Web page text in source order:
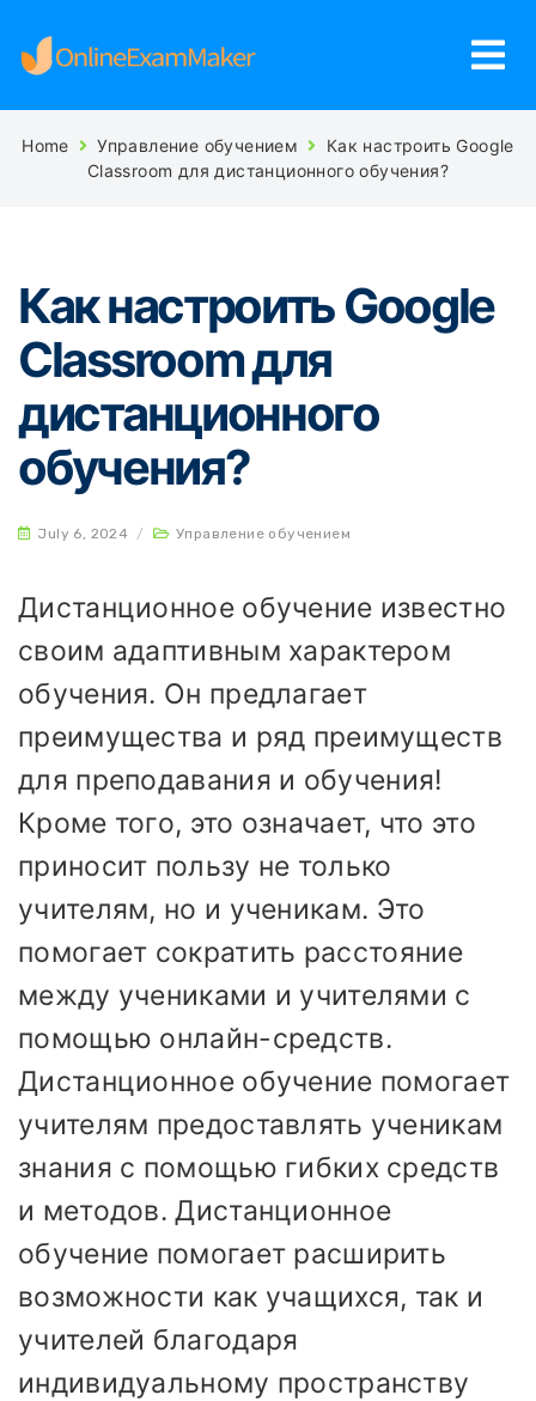
Home Управление обучением
Как настроить Google
Classroom для дистанционного обучения?
Как настроить Google
Classroom для
дистанционного
обучения?
July 6, 2024 / Управление обучением
Дистанционное обучение известно
своим адаптивным характером
обучения. Он предлагает
преимущества и ряд преимуществ
для преподавания и обучения!
Кроме того, это означает, что это
приносит пользу не только
учителям, но и ученикам. Это
помогает сократить расстояние
между учениками и учителями с
помощью онлайн-средств.
Дистанционное обучение помогает
учителям предоставлять ученикам
знания с помощью гибких средств
и методов. Дистанционное
обучение помогает расширить
возможности как учащихся, так и
учителей благодаря
индивидуальному пространству